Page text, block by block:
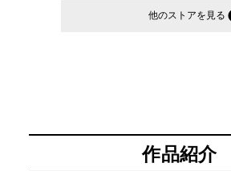
他のストア
作品紹介